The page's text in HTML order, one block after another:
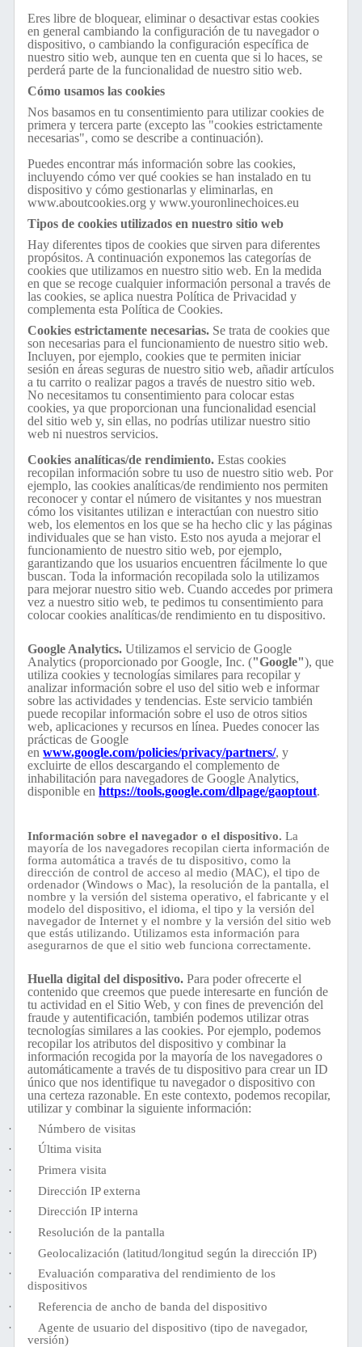
Eres libre de bloquear, eliminar o desactivar estas cookies
en general cambiando la configuración de tu navegador o
dispositivo, o cambiando la configuración específica de
nuestro sitio web, aunque ten en cuenta que si lo haces, se
perderá parte de la funcionalidad de nuestro sitio web.
Cómo usamos las cookies
Nos basamos en tu consentimiento para utilizar cookies de
primera y tercera parte (excepto las "cookies estrictamente
necesarias", como se describe a continuación).
Puedes encontrar más información sobre las cookies,
incluyendo cómo ver qué cookies se han instalado en tu
dispositivo y cómo gestionarlas y eliminarlas, en
www.aboutcookies.org y www.youronlinechoices.eu
Tipos de cookies utilizados en nuestro sitio web
Hay diferentes tipos de cookies que sirven para diferentes
propósitos. A continuación exponemos las categorías de
cookies que utilizamos en nuestro sitio web. En la medida
en que se recoge cualquier información personal a través de
las cookies, se aplica nuestra Política de Privacidad y
complementa esta Política de Cookies.
Cookies estrictamente necesarias. Se trata de cookies que
son necesarias para el funcionamiento de nuestro sitio web.
Incluyen, por ejemplo, cookies que te permiten iniciar
sesión en áreas seguras de nuestro sitio web, añadir artículos
a tu carrito o realizar pagos a través de nuestro sitio web.
No necesitamos tu consentimiento para colocar estas
cookies, ya que proporcionan una funcionalidad esencial
del sitio web y, sin ellas, no podrías utilizar nuestro sitio
web ni nuestros servicios.
Cookies analíticas/de rendimiento. Estas cookies
recopilan información sobre tu uso de nuestro sitio web. Por
ejemplo, las cookies analíticas/de rendimiento nos permiten
reconocer y contar el número de visitantes y nos muestran
cómo los visitantes utilizan e interactúan con nuestro sitio
web, los elementos en los que se ha hecho clic y las páginas
individuales que se han visto. Esto nos ayuda a mejorar el
funcionamiento de nuestro sitio web, por ejemplo,
garantizando que los usuarios encuentren fácilmente lo que
buscan. Toda la información recopilada solo la utilizamos
para mejorar nuestro sitio web. Cuando accedes por primera
vez a nuestro sitio web, te pedimos tu consentimiento para
colocar cookies analíticas/de rendimiento en tu dispositivo.
Google Analytics. Utilizamos el servicio de Google
Analytics (proporcionado por Google, Inc. ("Google"), que
utiliza cookies y tecnologías similares para recopilar y
analizar información sobre el uso del sitio web e informar
sobre las actividades y tendencias. Este servicio también
puede recopilar información sobre el uso de otros sitios
web, aplicaciones y recursos en línea. Puedes conocer las
prácticas de Google
enwww.google.com/policies/privacy/partners/, y
excluirte de ellos descargando el complemento de
inhabilitación para navegadores de Google Analytics,
disponible enhttps://tools.google.com/dlpage/gaoptout.
Información sobre el navegador o el dispositivo. La
mayoría de los navegadores recopilan cierta información de
forma automática a través de tu dispositivo, como la
dirección de control de acceso al medio (MAC), el tipo de
ordenador (Windows o Mac), la resolución de la pantalla, el
nombre y la versión del sistema operativo, el fabricante y el
modelo del dispositivo, el idioma, el tipo y la versión del
navegador de Internet y el nombre y la versión del sitio web
que estás utilizando. Utilizamos esta información para
asegurarnos de que el sitio web funciona correctamente.
Huella digital del dispositivo. Para poder ofrecerte el
contenido que creemos que puede interesarte en función de
tu actividad en el Sitio Web, y con fines de prevención del
fraude y autentificación, también podemos utilizar otras
tecnologías similares a las cookies. Por ejemplo, podemos
recopilar los atributos del dispositivo y combinar la
información recogida por la mayoría de los navegadores o
automáticamente a través de tu dispositivo para crear un ID
único que nos identifique tu navegador o dispositivo con
una certeza razonable. En este contexto, podemos recopilar,
utilizar y combinar la siguiente información:
·
Númbero de visitas
·
Última visita
·
Primera visita
·
Dirección IP externa
·
Dirección IP interna
·
Resolución de la pantalla
·
Geolocalización (latitud/longitud según la dirección IP)
·
Evaluación comparativa del rendimiento de los
dispositivos
·
Referencia de ancho de banda del dispositivo
·
Agente de usuario del dispositivo (tipo de navegador,
versión)